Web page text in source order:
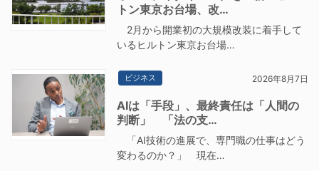
トン東京お台場、改…
2月から開業初の大規模改装に着手して
いるヒルトン東京お台場…
ビジネス 2026年8月7日
AIは「手段」、最終責任は「人間の
判断」 「法の支…
「AI技術の進展で、専門職の仕事はどう
変わるのか？」 現在…